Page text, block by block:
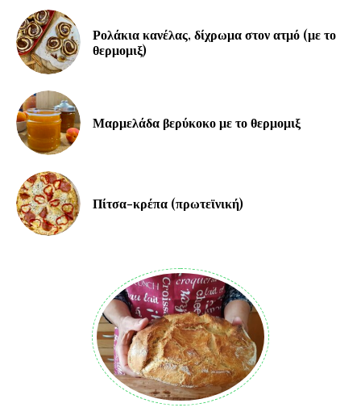
Ρολάκια κανέλας, δίχρωμα στον ατμό (με το
θερμομιξ)
Μαρμελάδα βερύκοκο με το θερμομιξ
Πίτσα-κρέπα (πρωτεϊνική)